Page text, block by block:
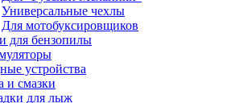
Универсальные чехлы
Для мотобуксировщиков
для бензопилы
устройства
и смазки
для лыж